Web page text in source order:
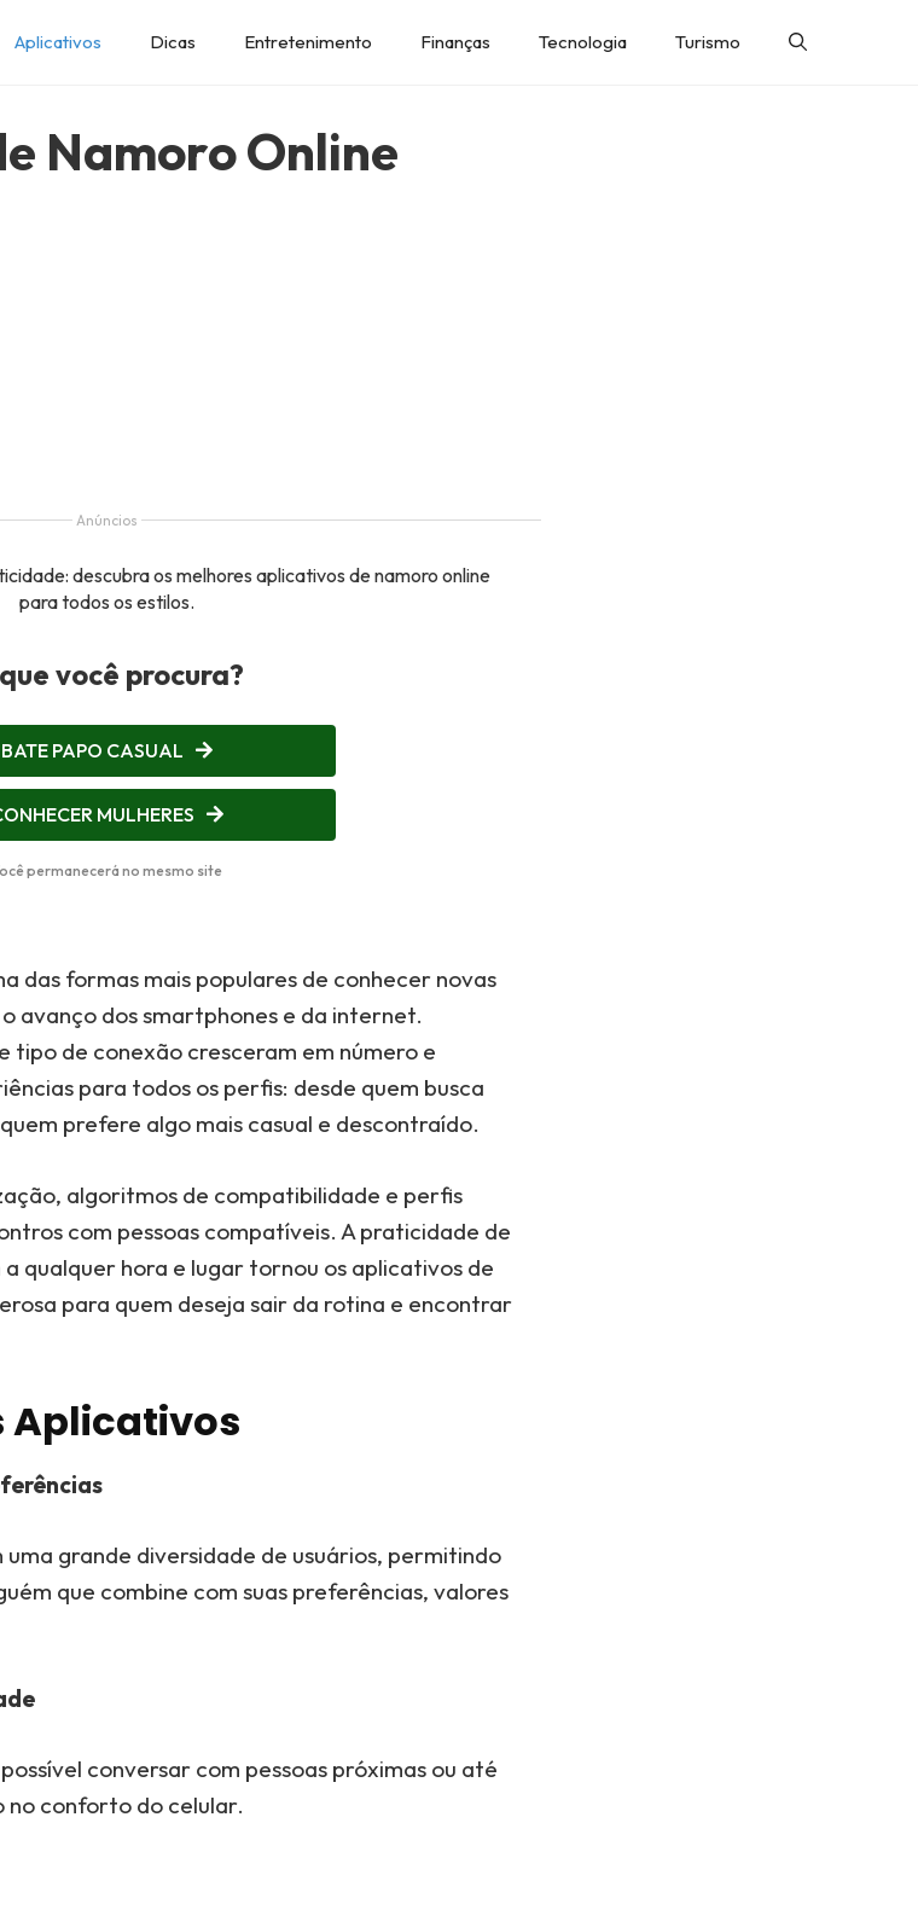
Aplicativos Dicas Entretenimento Finanças Tecnologia Turismo
Namoro Online
Anúncios
descubra os melhores aplicativos de namoro online
para todos os estilos.
você procura?
BATE PAPO CASUAL
MULHERES
permanecerá no mesmo site
das formas mais populares de conhecer novas
avanço dos smartphones e da internet.
tipo de conexão cresceram em número e
para todos os perfis: desde quem busca
prefere algo mais casual e descontraído.
algoritmos de compatibilidade e perfis
com pessoas compatíveis. A praticidade de
qualquer hora e lugar tornou os aplicativos de
para quem deseja sair da rotina e encontrar
Aplicativos
grande diversidade de usuários, permitindo
que combine com suas preferências, valores
conversar com pessoas próximas ou até
no conforto do celular.